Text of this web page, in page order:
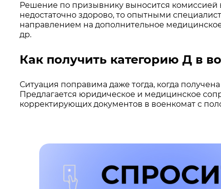
Решение по призывнику выносится комиссией
недостаточно здорово, то опытными
направлением на дополнительное
др.
Как получить категорию Д в
Ситуация поправима даже тогда, когда
Предлагается юридическое и медицинское
корректирующих документов в военкомат с